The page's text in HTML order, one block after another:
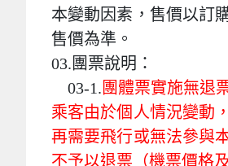
本變動因素，售價以訂
售價為準。
03.團票說明：
03-1. 團體票實施無退
乘客由於個人情況變動
再需要飛行或無法參與
不予以退票（機票價格